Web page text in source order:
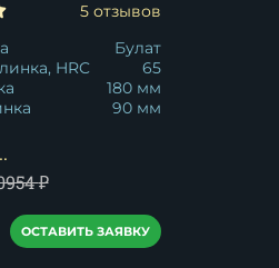
5 отзывов
Булат
HRC
65
180 мм
90 мм
₽
ОСТАВИТЬ ЗАЯВКУ